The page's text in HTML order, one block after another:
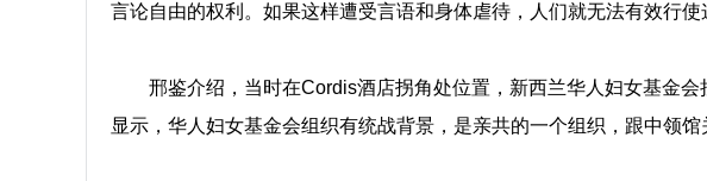
言论自由的权利。如果这样遭受言语和身体虐待，人们就无法有效行使
邢鉴介绍，当时在Cordis酒店拐角处位置，新西兰华人妇女基金
显示，华人妇女基金会组织有统战背景，是亲共的一个组织，跟中领馆